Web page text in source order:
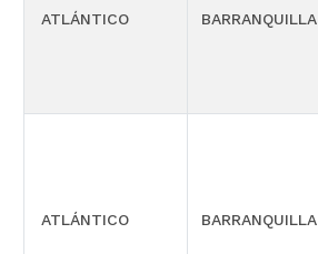
ATLÁNTICO BARRANQUILLA
ATLÁNTICO BARRANQUILLA